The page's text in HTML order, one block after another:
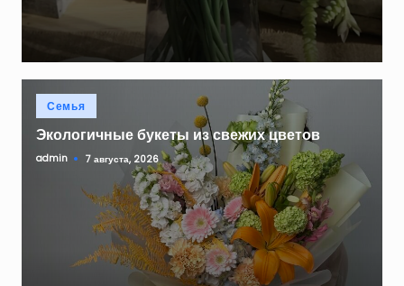
Опубликовано
в Семья
Экологичные букеты из свежих цветов
Запись
admin 7 августа, 2026